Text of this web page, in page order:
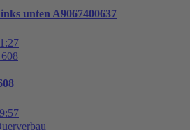
unten A9067400637